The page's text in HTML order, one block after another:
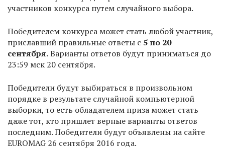
участников конкурса путем случайного выбора.
Победителем конкурса может стать любой участник,
приславший правильные ответы c 5 по 20
сентября.Варианты ответов будут приниматься до
23:59 мск 20 сентября.
Победители будут выбираться в произвольном
порядке в результате случайной компьютерной
выборки, то есть обладателем приза может стать
даже тот, кто пришлет верные варианты ответов
последним. Победители будут объявлены на сайте
EUROMAG 26 сентября 2016 года.